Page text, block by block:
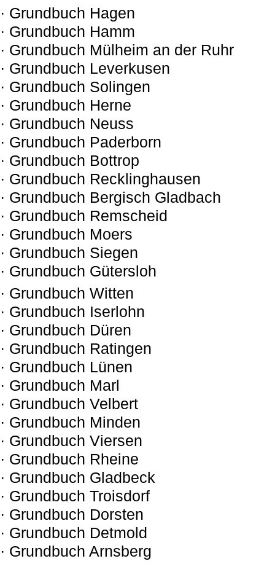
· Grundbuch Hagen
· Grundbuch Hamm
· Grundbuch Mülheim an der Ruhr
· Grundbuch Leverkusen
· Grundbuch Solingen
· Grundbuch Herne
· Grundbuch Neuss
· Grundbuch Paderborn
· Grundbuch Bottrop
· Grundbuch Recklinghausen
· Grundbuch Bergisch Gladbach
· Grundbuch Remscheid
· Grundbuch Moers
· Grundbuch Siegen
· Grundbuch Gütersloh
· Grundbuch Witten
· Grundbuch Iserlohn
· Grundbuch Düren
· Grundbuch Ratingen
· Grundbuch Lünen
· Grundbuch Marl
· Grundbuch Velbert
· Grundbuch Minden
· Grundbuch Viersen
· Grundbuch Rheine
· Grundbuch Gladbeck
· Grundbuch Troisdorf
· Grundbuch Dorsten
· Grundbuch Detmold
· Grundbuch Arnsberg